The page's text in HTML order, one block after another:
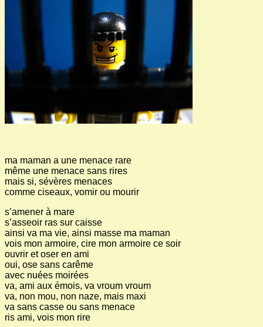
ma maman a une menace rare
même une menace sans rires
mais si, sévères menaces
comme ciseaux, vomir ou mourir
s’amener à mare
s’asseoir ras sur caisse
ainsi va ma vie, ainsi masse ma maman
vois mon armoire, cire mon armoire ce soir
ouvrir et oser en ami
oui, ose sans carême
avec nuées moirées
va, ami aux émois, va vroum vroum
va, non mou, non naze, mais maxi
va sans casse ou sans menace
ris ami, vois mon rire